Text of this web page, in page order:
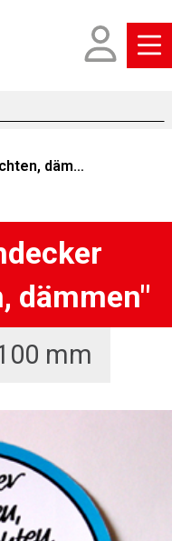
Aufkleber "Dachdecker decken, dichten, dämmen"
dämmen"
mm